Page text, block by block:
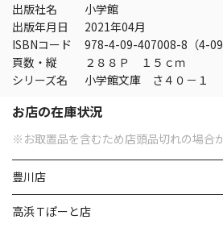
出版社名
小学館
出版年月日
2021年04月
ISBNコード
978-4-09-407008-8（4-
頁数・縦
２８８Ｐ １５ｃｍ
シリーズ名
小学館文庫 さ４０－１
お店の在庫状況
※お取置品を含むため店頭品切れの場合
豊川店
高浜Ｔぽーと店